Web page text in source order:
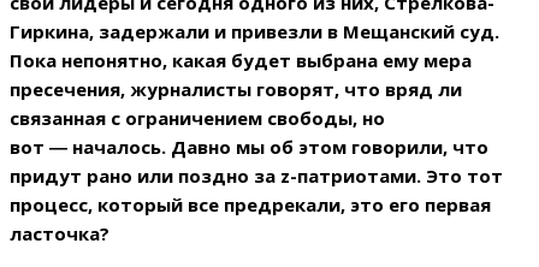
Гиркина, задержали и привезли в Мещанский суд.
Пока непонятно, какая будет выбрана ему мера
пресечения, журналисты говорят, что вряд ли
связанная с ограничением свободы, но
вот ― началось. Давно мы об этом говорили, что
придут рано или поздно за z-патриотами. Это тот
процесс, который все предрекали, это его первая
ласточка?